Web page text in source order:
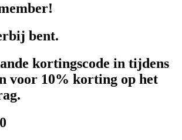
bent.
kortingscode in tijdens
voor 10% korting op het